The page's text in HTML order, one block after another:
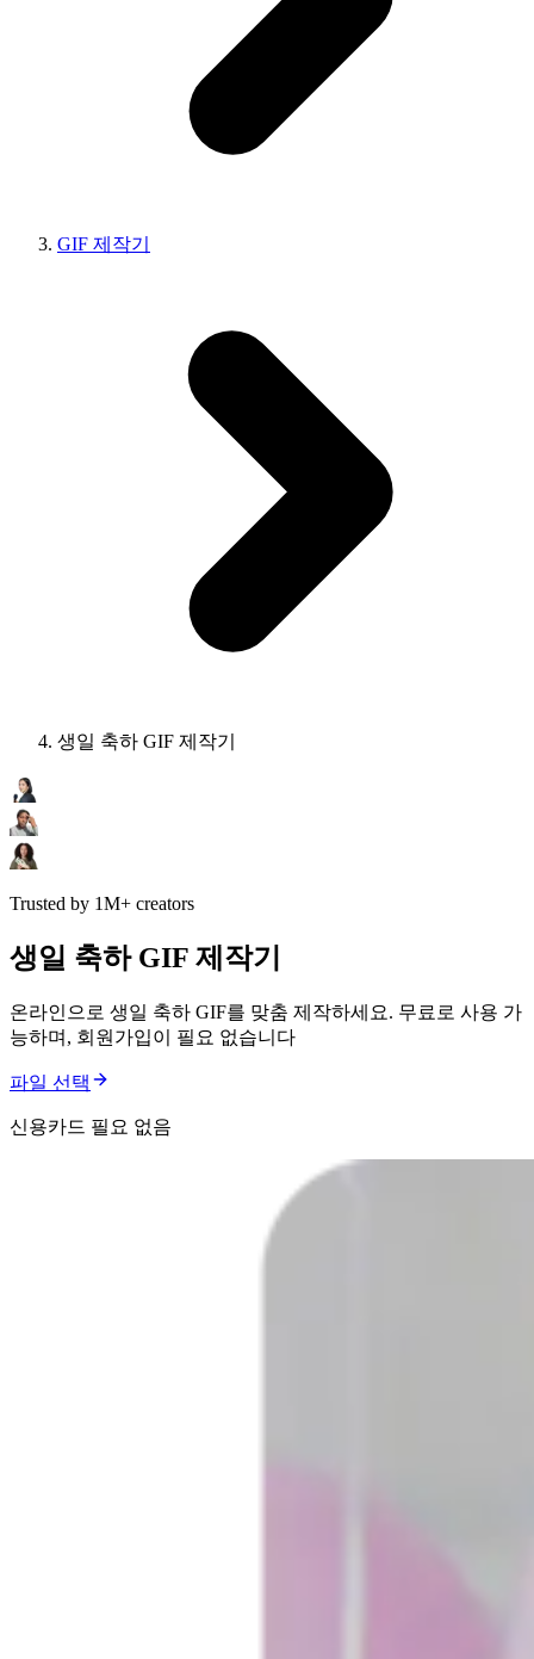
GIF 제작기
생일 축하 GIF 제작기
Trusted by 1M+ creators
생일 축하 GIF 제작기
온라인으로 생일 축하 GIF를 맞춤 제작하세요. 무료로 사용 가
능하며, 회원가입이 필요 없습니다
파일 선택
신용카드 필요 없음